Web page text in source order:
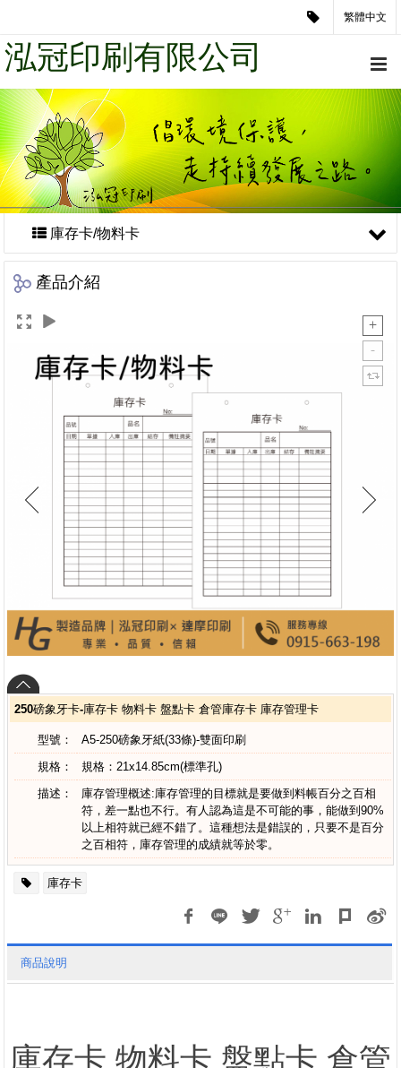
繁體中文
泓冠印刷有限公司
庫存卡/物料卡
產品介紹
250磅象牙卡-庫存卡 物料卡 盤點卡 倉管庫存卡 庫存管理卡
型號：
A5-250磅象牙紙(33條)-雙面印刷
規格：
規格：21x14.85cm(標準孔)
描述：
庫存管理概述:庫存管理的目標就是要做到料帳百分之百相
符，差一點也不行。有人認為這是不可能的事，能做到90%
以上相符就已經不錯了。這種想法是錯誤的，只要不是百分
之百相符，庫存管理的成績就等於零。
庫存卡
商品說明
庫存卡 物料卡 盤點卡 倉管